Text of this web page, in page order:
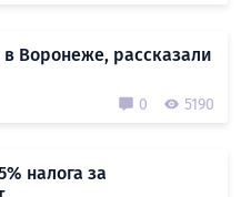
Воронеже, рассказали
0 5190
налога за